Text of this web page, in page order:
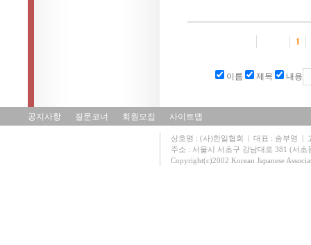
1
이름 제목 내용
공지사항 질문코너 회원모집 사이트맵
상호명 : (사)한일협회 | 대표 : 송부영 |
주소 : 서울시 서초구 강남대로 381 (서
Copyright(c)2002 Korean Japanese